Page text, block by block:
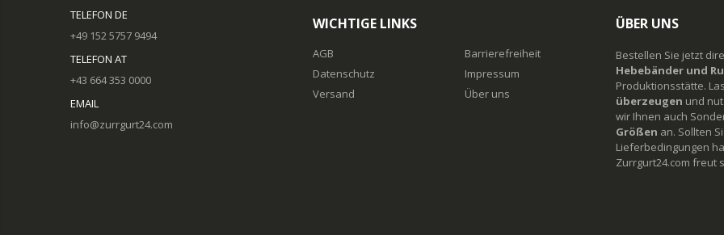
TELEFON DE
+49 152 5757 9494
TELEFON AT
+43 664 353 0000
EMAIL
info@zurrgurt24.com
WICHTIGE LINKS
AGB
Datenschutz
Versand
Barrierefreiheit
Impressum
Über uns
ÜBER UNS
Bestellen Sie jetzt
Hebebänder und
Produktionsstätte.
überzeugen und
wir Ihnen auch
Größen an. Sollten
Lieferbedingungen
Zurrgurt24.com freut